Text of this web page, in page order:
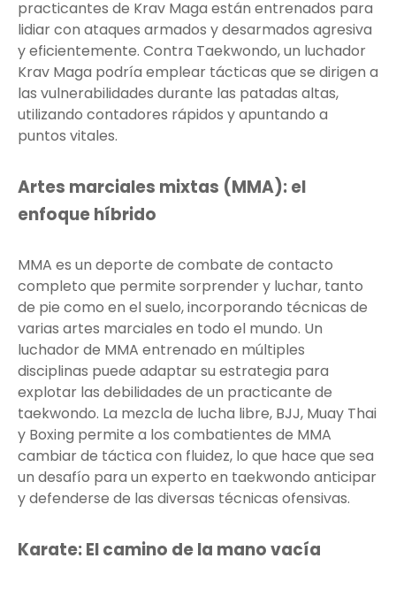
practicantes de Krav Maga están entrenados para
lidiar con ataques armados y desarmados agresiva
y eficientemente. Contra Taekwondo, un luchador
Krav Maga podría emplear tácticas que se dirigen a
las vulnerabilidades durante las patadas altas,
utilizando contadores rápidos y apuntando a
puntos vitales.
Artes marciales mixtas (MMA): el
enfoque híbrido
MMA es un deporte de combate de contacto
completo que permite sorprender y luchar, tanto
de pie como en el suelo, incorporando técnicas de
varias artes marciales en todo el mundo. Un
luchador de MMA entrenado en múltiples
disciplinas puede adaptar su estrategia para
explotar las debilidades de un practicante de
taekwondo. La mezcla de lucha libre, BJJ, Muay Thai
y Boxing permite a los combatientes de MMA
cambiar de táctica con fluidez, lo que hace que sea
un desafío para un experto en taekwondo anticipar
y defenderse de las diversas técnicas ofensivas.
Karate: El camino de la mano vacía